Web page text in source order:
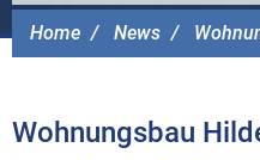
Home News
Wohnungsbau